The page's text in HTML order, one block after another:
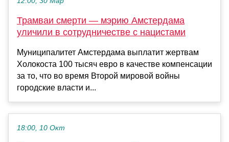
Трамваи смерти — мэрию Амстердама
уличили в сотрудничестве с нацистами
Муниципалитет Амстердама выплатит жертвам
Холокоста 100 тысяч евро в качестве компенсации
за то, что во время Второй мировой войны
городские власти и...
18:00, 10 Окт